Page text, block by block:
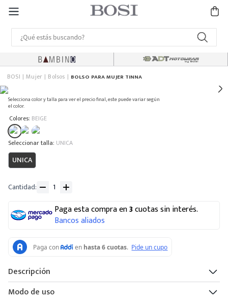
BOSI Mujer Bolsos BOLSO PARA MUJER TINNA
Selecciona color y talla para ver el precio final, este puede variar según
el color.
Colores: BEIGE
: UNICA
UNICA
Cantidad
Paga esta compra en3cuotas sin interés.
Bancos aliados
Descripción
Modo de uso